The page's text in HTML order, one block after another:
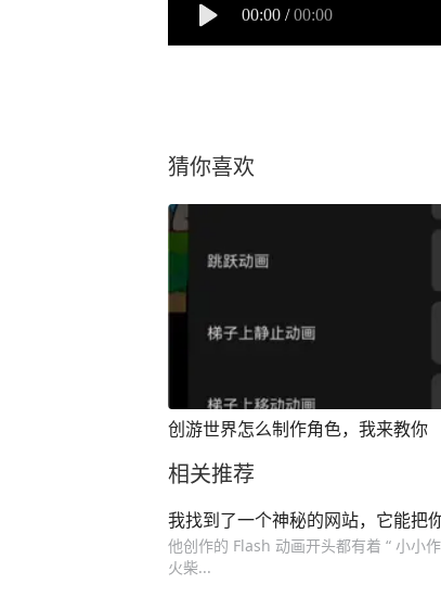
00:00 / 00:00
猜你喜欢
创游世界怎么制作角色，我来教你
相关推荐
我找到了一个神秘的网站，它能把
他创作的 Flash 动画开头都有着 “ 小小
火柴...